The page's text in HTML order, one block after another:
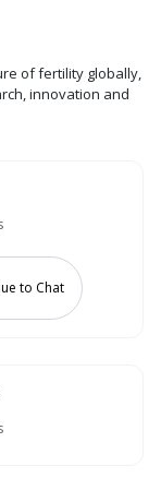
of fertility globally,
innovation and
to Chat